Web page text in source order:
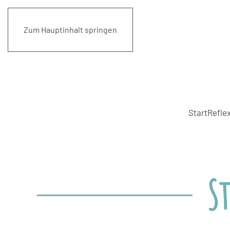
Zum Hauptinhalt springen
Start